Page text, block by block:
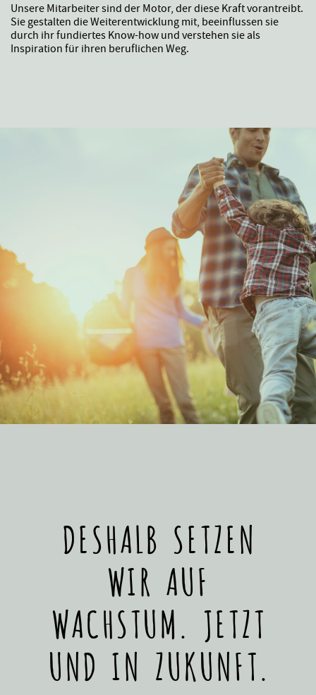
Unsere Mitarbeiter sind der Motor, der diese Kraft vorantreibt.
Sie gestalten die Weiterentwicklung mit, beeinflussen sie
durch ihr fundiertes Know-how und verstehen sie als
Inspiration für ihren beruflichen Weg.
DESHALB SETZEN
WIR AUF
WACHSTUM. JETZT
UND IN ZUKUNFT.